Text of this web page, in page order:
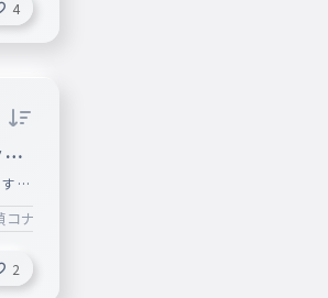
4
え
と
く
ナン
2